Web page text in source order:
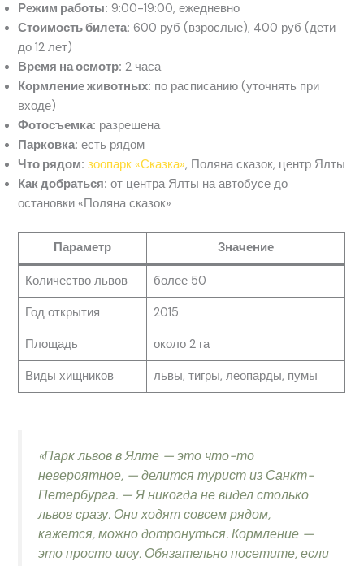
Режим работы: 9:00-19:00, ежедневно
Стоимость билета: 600 руб (взрослые), 400 руб (дети
до 12 лет)
Время на осмотр: 2 часа
Кормление животных: по расписанию (уточнять при
входе)
Фотосъемка: разрешена
Парковка: есть рядом
Что рядом: зоопарк «Сказка», Поляна сказок, центр Ялты
Как добраться: от центра Ялты на автобусе до
остановки «Поляна сказок»
Параметр Значение
Количество львов более 50
Год открытия 2015
Площадь около 2 га
Виды хищников львы, тигры, леопарды, пумы
«Парк львов в Ялте — это что-то
невероятное, — делится турист из Санкт-
Петербурга. — Я никогда не видел столько
львов сразу. Они ходят совсем рядом,
кажется, можно дотронуться. Кормление —
это просто шоу. Обязательно посетите, если